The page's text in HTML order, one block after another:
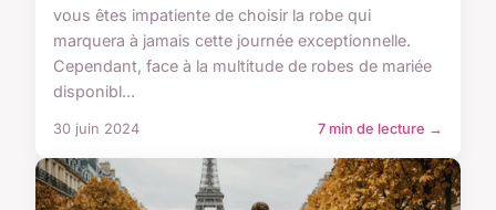
vous êtes impatiente de choisir la robe qui
marquera à jamais cette journée exceptionnelle.
Cependant, face à la multitude de robes de mariée
disponibl...
30 juin 2024 7 min de lecture →